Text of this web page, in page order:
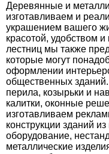
Деревянные и
изготавливаем и
украшением вашего
красотой, удобством
лестниц мы также
которые могут
оформлении
общественных
перила, козырьки и
калитки, оконные
изготавливаем
конструкции зданий
оборудование,
металлические